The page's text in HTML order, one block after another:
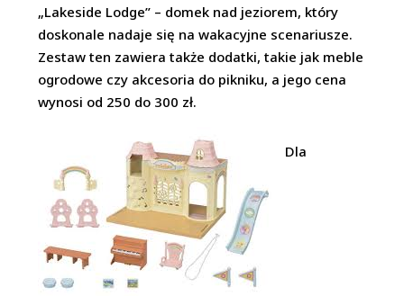
„Lakeside Lodge” – domek nad jeziorem, który
doskonale nadaje się na wakacyjne scenariusze.
Zestaw ten zawiera także dodatki, takie jak meble
ogrodowe czy akcesoria do pikniku, a jego cena
wynosi od 250 do 300 zł.
Dla